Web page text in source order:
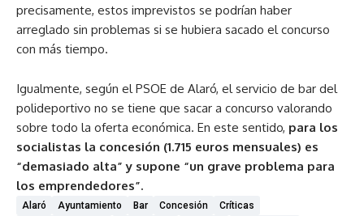
precisamente, estos imprevistos se podrían haber
arreglado sin problemas si se hubiera sacado el concurso
con más tiempo.
Igualmente, según el PSOE de Alaró, el servicio de bar del
polideportivo no se tiene que sacar a concurso valorando
sobre todo la oferta económica. En este sentido, para los
socialistas la concesión (1.715 euros mensuales) es
“demasiado alta” y supone “un grave problema para
los emprendedores”.
Alaró Ayuntamiento Bar Concesión
Críticas